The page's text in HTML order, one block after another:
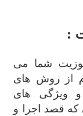
:
شما می
کدام از روش های
و ویژگی های
قصد اجرا و